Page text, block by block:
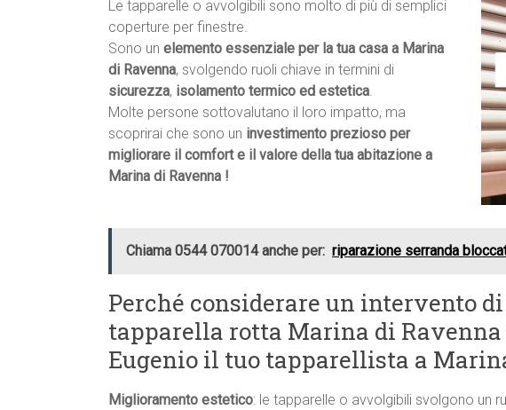
Le tapparelle o avvolgibili sono molto di più di semplici
coperture per finestre.
Sono un elemento essenziale per la tua casa a Marina
di Ravenna, svolgendo ruoli chiave in termini di
sicurezza, isolamento termico ed estetica.
Molte persone sottovalutano il loro impatto, ma
scoprirai che sono un investimento prezioso per
migliorare il comfort e il valore della tua abitazione a
Marina di Ravenna !
Chiama 0544 070014 anche per: riparazione serranda
Perché considerare un intervento
tapparella rotta Marina di
Eugenio il tuo tapparellista a
Miglioramento estetico: le tapparelle o avvolgibili svolgono un